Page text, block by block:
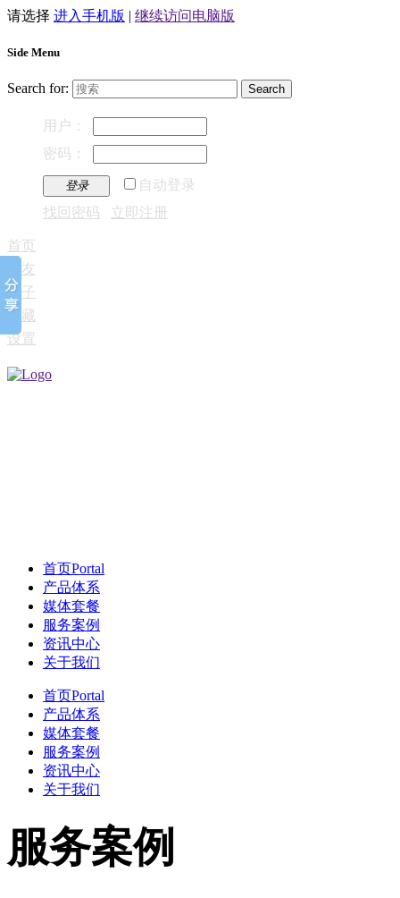
请选择 进入手机版 | 继续访问电脑版
Side Menu
Search for:
用户：
密码：
登录
自动登录
找回密码
立即注册
首页
好友
帖子
收藏
设置
首页Portal
产品体系
媒体套餐
服务案例
资讯中心
关于我们
首页Portal
产品体系
媒体套餐
服务案例
资讯中心
关于我们
服务案例